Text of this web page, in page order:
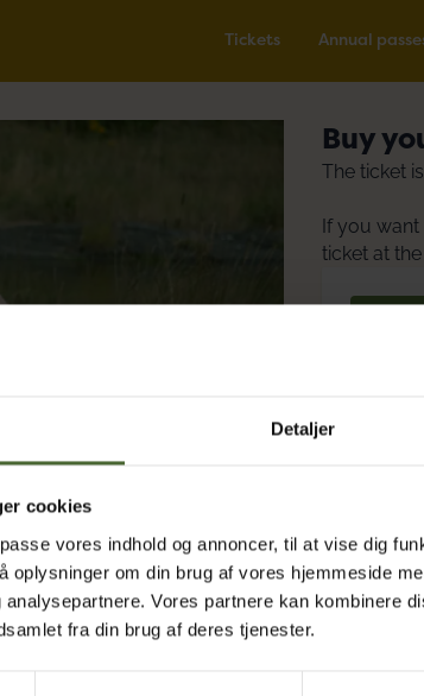
Detaljer
cookies
vores indhold og annoncer, til at vise dig
oplysninger om din brug af vores hjemmeside
Vores partnere kan kombinere
fra din brug af deres tjenester.
Tickets Annual
Buy
The ticket
If you
ticket at
DKK